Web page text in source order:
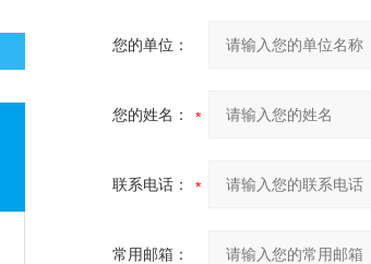
您的单位：
您的姓名：
联系电话：
常用邮箱：